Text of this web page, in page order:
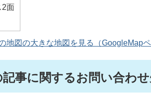
2面
地図の大きな地図を見る（GoogleMapペ
記事に関するお問い合わ